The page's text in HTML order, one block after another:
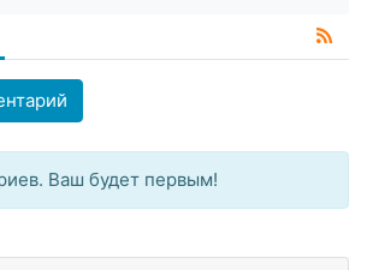
Ваш будет первым!